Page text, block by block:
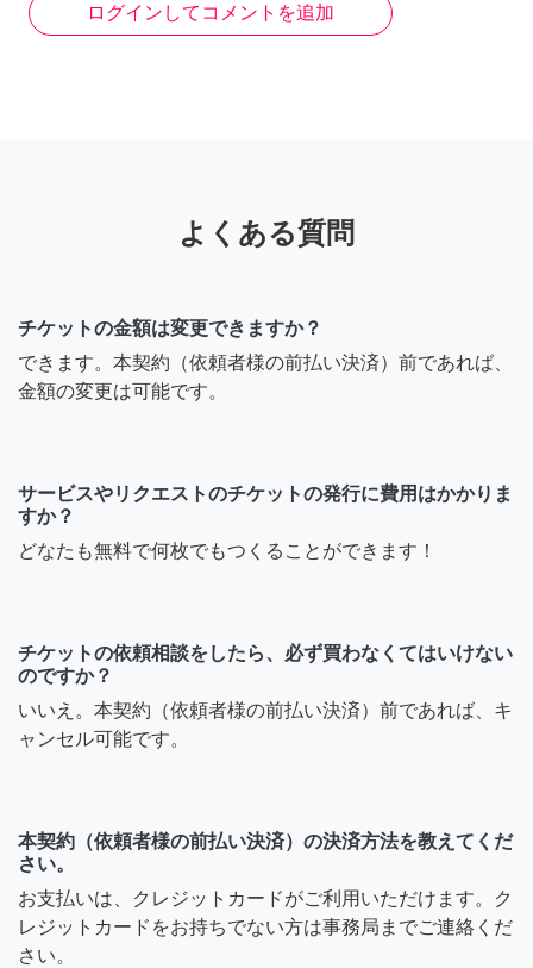
ログインしてコメントを追加
よくある質問
チケットの金額は変更できますか？
できます。本契約（依頼者様の前払い決済）前であれば、
金額の変更は可能です。
サービスやリクエストのチケットの発行に費用はかかりま
すか？
どなたも無料で何枚でもつくることができます！
チケットの依頼相談をしたら、必ず買わなくてはいけない
のですか？
いいえ。本契約（依頼者様の前払い決済）前であれば、キ
ャンセル可能です。
本契約（依頼者様の前払い決済）の決済方法を教えてくだ
さい。
お支払いは、クレジットカードがご利用いただけます。ク
レジットカードをお持ちでない方は事務局までご連絡くだ
さい。